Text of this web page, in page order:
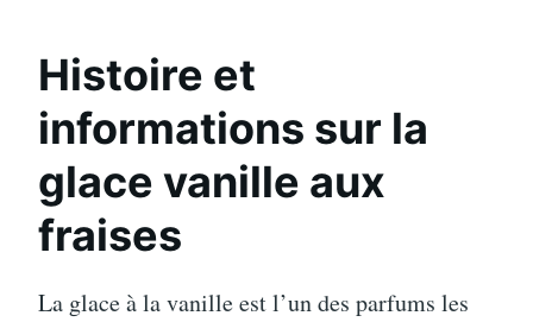
Histoire et
informations sur la
glace vanille aux
fraises
La glace à la vanille est l’un des parfums les